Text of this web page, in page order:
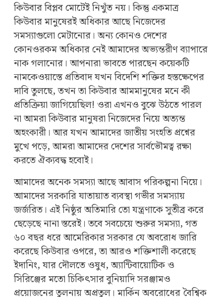
কিউবার বিপ্লব মোটেই নিখুঁত নয়। কিন্তু একমাত্র
কিউবার মানুষেরই অধিকার আছে নিজেদের
সমস্যাগুলো মেটানোর। অন্য কোনও দেশের
কোনওরকম অধিকার নেই আমাদের অভ্যন্তরীণ ব্যাপারে
নাক গলানোর। আপনারা ভাবতে পারছেন কয়েকটি
নামকেওয়াস্তে প্রতিবাদ যখন বিদেশি শক্তির হস্তক্ষেপের
দাবি তুলছে, তখন তা কিউবার আমমানুষের মনে কী
প্রতিক্রিয়া জাগিয়েছিল! ওরা এখনও বুঝে উঠতে পারল
না আমরা কিউবার মানুষরা নিজেদের নিয়ে অত্যন্ত
অহংকারী। আর যখন আমাদের জাতীয় সংহতি প্রশ্নের
মুখে পড়ে, আমরা আমাদের দেশের সার্বভৌমত্ব রক্ষা
করতে ঐক্যবদ্ধ হবোই।
আমাদের অনেক সমস্যা আছে আবাস পরিকল্পনা নিয়ে।
আমাদের সরকারি যাতায়াত ব্যবস্থা গভীর সমস্যায়
জর্জরিত। এই নিষ্ঠুর অতিমারি তো যন্ত্রণাকে সুতীব্র করে
ছেড়েছে নানা স্তরেই। তবে সবচেয়ে শুরুর সমস্যা, গত
৬০ বছর ধরে আমেরিকার সরকার যে অবরোধ জারি
করেছে কিউবার ওপরে, তা আরও শক্তিশালী করেছে
ইদানিং, যার দৌলতে ওষুধ, অ্যান্টিবায়োটিক ও
সিরিঞ্জের মতো চিকিৎসার বুনিয়াদি সরঞ্জামও
প্রয়োজনের তুলনায় অপ্রতুল। মার্কিন অবরোধের বৈশ্বিক